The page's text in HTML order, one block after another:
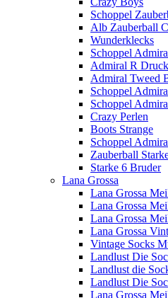
Schoppel
Alb Zauberball
Wunderklecks
Schoppel
Admiral R Druck
Admiral Tweed
Schoppel
Schoppel
Crazy Perlen
Boots Strange
Schoppel
Zauberball
Starke 6 Bruder
Lana Grossa
Lana Grossa
Lana Grossa
Lana Grossa
Lana Grossa
Vintage Socks
Landlust Die
Landlust die
Landlust Die
Lana Grossa